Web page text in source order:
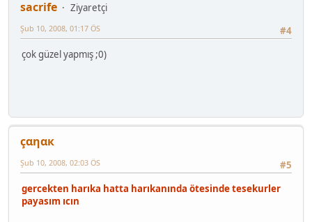
sacrife
Ziyaretçi
#4
Şub 10, 2008, 01:17 ÖS
çok güzel yapmış ;0)
çαηαк
#5
Şub 10, 2008, 02:03 ÖS
gercekten harıka hatta harıkanında ötesinde tesekurler
payasım ıcın